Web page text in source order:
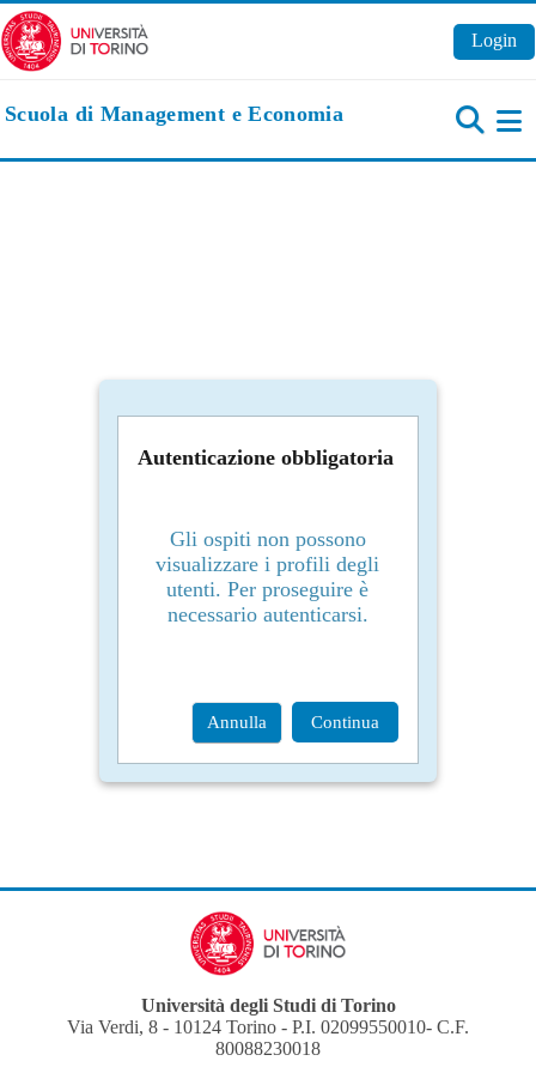
Vai al contenuto principale
Login
Scuola di Management e Economia
Autenticazione obbligatoria
Gli ospiti non possono
visualizzare i profili degli
utenti. Per proseguire è
necessario autenticarsi.
Annulla Continua
Università degli Studi di Torino
Via Verdi, 8 - 10124 Torino - P.I. 02099550010- C.F.
80088230018